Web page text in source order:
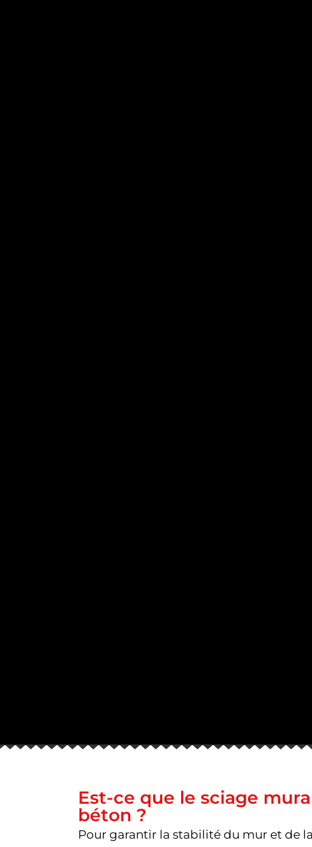
Est-ce que le sciage
béton ?
Pour garantir la stabilité du mur et de